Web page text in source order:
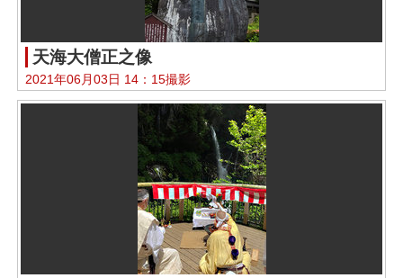
天海大僧正之像
2021年06月03日 14：15撮影